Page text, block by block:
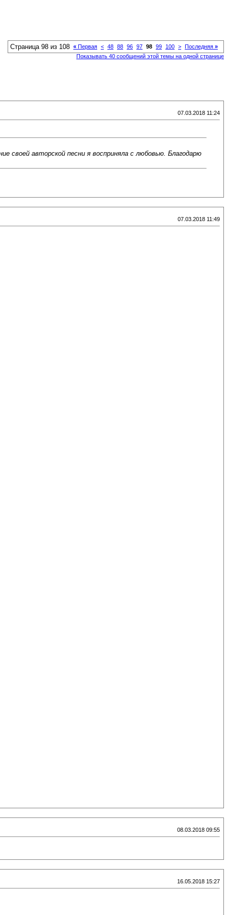
Страница 98 из 108 « Первая < 48 88 96 97 98 99 100 > Последняя »
Показывать 40 сообщений этой темы на одной странице
07.03.2018 11:24
своей авторской песни я восприняла с любовью. Благодарю
07.03.2018 11:49
08.03.2018 09:55
16.05.2018 15:27